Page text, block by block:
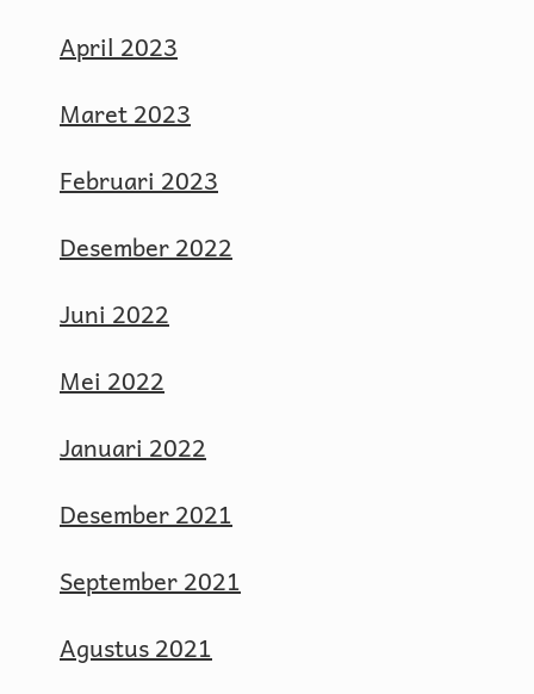
April 2023
Maret 2023
Februari 2023
Desember 2022
Juni 2022
Mei 2022
Januari 2022
Desember 2021
September 2021
Agustus 2021